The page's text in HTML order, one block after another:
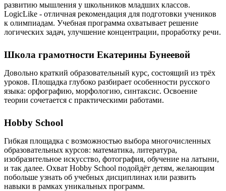
развитию мышления у школьников младших классов.
LogicLike - отличная рекомендация для подготовки учеников
к олимпиадам. Учебная программа охватывает решение
логических задач, улучшение концентрации, проработку речи.
Школа грамотности Екатерины Бунеевой
Довольно краткий образовательный курс, состоящий из трёх
уроков. Площадка глубоко разбирает особенности русского
языка: орфографию, морфологию, синтаксис. Освоение
теории сочетается с практическими работами.
Hobby School
Гибкая площадка с возможностью выбора многочисленных
образовательных курсов: математика, литература,
изобразительное искусство, фотография, обучение на латыни,
и так далее. Охват Hobby School подойдёт детям, желающим
побольше узнать об учебных дисциплинах или развить
навыки в рамках уникальных программ.